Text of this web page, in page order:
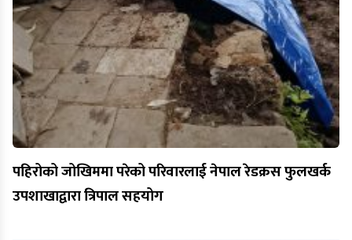
पहिरोको जोखिममा परेको परिवारलाई नेपाल रेडक्रस फुलखर्क
उपशाखाद्वारा त्रिपाल सहयोग